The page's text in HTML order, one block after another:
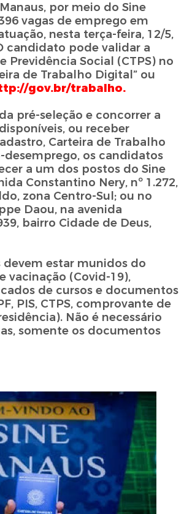
por meio do Sine
vagas de emprego em
nesta terça-feira, 12/5,
candidato pode validar a
Previdência Social (CTPS) no
de Trabalho Digital” ou
gov.br/trabalho.
pré-seleção e concorrer a
ou receber
Carteira de Trabalho
desemprego, os candidatos
a um dos postos do Sine
Constantino Nery, nº 1.272,
zona Centro-Sul; ou no
Daou, na avenida
bairro Cidade de Deus,
devem estar munidos do
vacinação (Covid-19),
de cursos e documentos
PIS, CTPS, comprovante de
Não é necessário
somente os documentos